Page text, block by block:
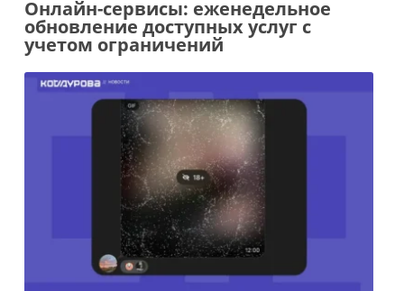
Онлайн-сервисы: еженедельное
обновление доступных услуг с
учетом ограничений